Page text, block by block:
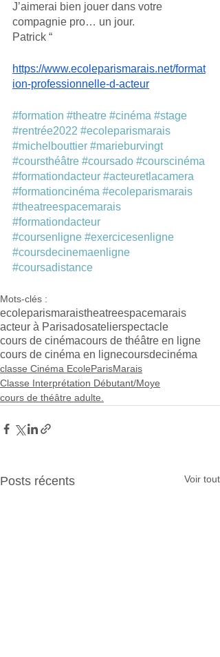
J’aimerai bien jouer dans votre
compagnie pro… un jour.
Patrick “
https://www.ecoleparismarais.net/format
ion-professionnelle-d-acteur
#formation #theatre #cinéma #stage
#rentrée2022 #ecoleparismarais
#michelbouttier #marieburvingt
#coursthéâtre #coursado #courscinéma
#formationdacteur #acteuretlacamera
#formationcinéma #ecoleparismarais
#theatreespacemarais
#formationdacteur
#coursenligne #exercicesenligne
#coursdecinemaenligne
#coursadistance
Mots-clés :
ecoleparismaraistheatreespacemarais
acteur à Parisadosatelierspectacle
cours de cinémacours de théâtre en ligne
cours de cinéma en lignecoursdecinéma
classe Cinéma EcoleParisMarais
Classe Interprétation Débutant/Moye
cours de théâtre adulte.
Posts récents Voir tout